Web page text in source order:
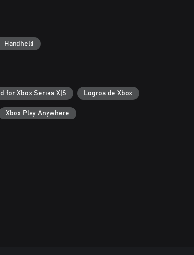
Handheld
for Xbox Series X|S Logros de Xbox
Xbox Play Anywhere